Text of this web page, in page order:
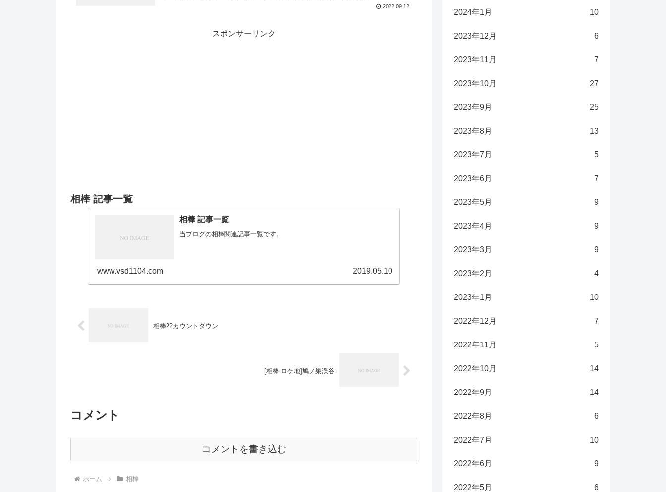
2022.09.12
スポンサーリンク
相棒 記事一覧
相棒 記事一覧
当ブログの相棒関連記事一覧です。
www.vsd1104.com 2019.05.10
相棒22カウントダウン
[相棒 ロケ地]鳩ノ巣渓谷
コメント
コメントを書き込む
ホーム 相棒
2024年1月 10
2023年12月 6
2023年11月 7
2023年10月 27
2023年9月 25
2023年8月 13
2023年7月 5
2023年6月 7
2023年5月 9
2023年4月 9
2023年3月 9
2023年2月 4
2023年1月 10
2022年12月 7
2022年11月 5
2022年10月 14
2022年9月 14
2022年8月 6
2022年7月 10
2022年6月 9
2022年5月 6